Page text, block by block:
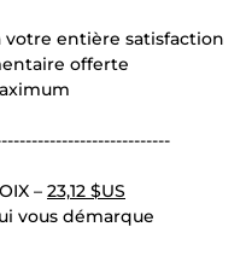
votre entière satisfaction
offerte
– 23,12 $US
vous démarque